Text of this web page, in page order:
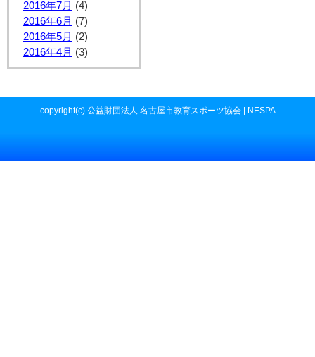
2016年7月 (4)
2016年6月 (7)
2016年5月 (2)
2016年4月 (3)
copyright(c) 公益財団法人 名古屋市教育スポーツ協会 | NESPA